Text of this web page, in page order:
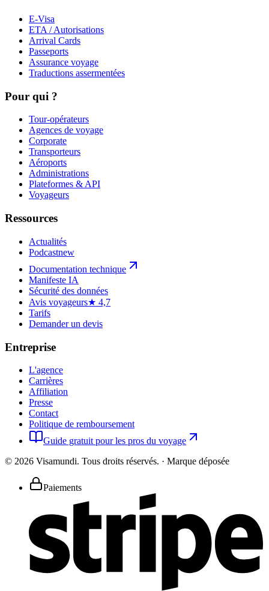
E-Visa
ETA / Autorisations
Arrival Cards
Passeports
Assurance voyage
Traductions assermentées
Pour qui ?
Tour-opérateurs
Agences de voyage
Corporate
Transporteurs
Aéroports
Administrations
Plateformes & API
Voyageurs
Ressources
Actualités
Podcastnew
Documentation technique
Manifeste IA
Sécurité des données
Avis voyageurs★ 4,7
Tarifs
Demander un devis
Entreprise
L'agence
Carrières
Affiliation
Presse
Contact
Politique de remboursement
Guide gratuit pour les pros du voyage
© 2026 Visamundi. Tous droits réservés. · Marque déposée
Paiements